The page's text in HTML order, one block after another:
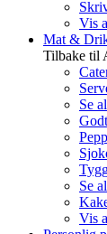
Vis
Mat &
Tilbake til
Se
Se
Vis